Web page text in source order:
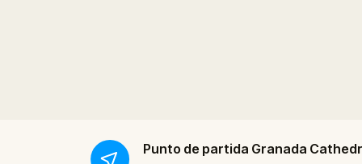
Punto de partida Granada